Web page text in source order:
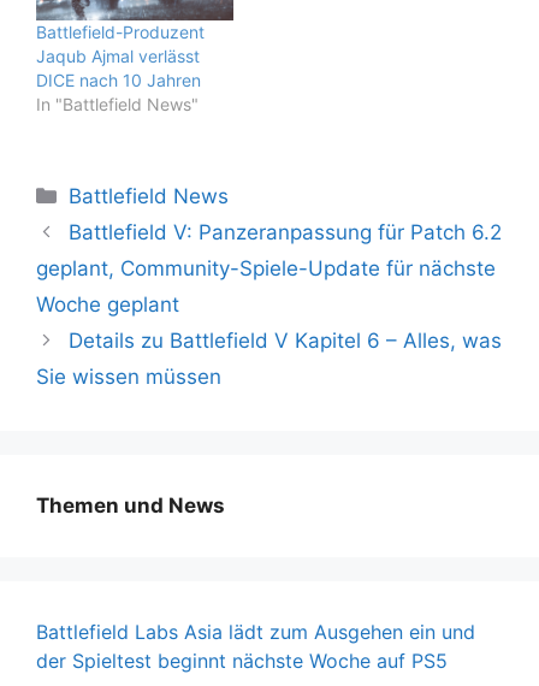
Battlefield-Produzent
Jaqub Ajmal verlässt
DICE nach 10 Jahren
In "Battlefield News"
Kategorien
Battlefield News
Battlefield V: Panzeranpassung für Patch 6.2
geplant, Community-Spiele-Update für nächste
Woche geplant
Details zu Battlefield V Kapitel 6 – Alles, was
Sie wissen müssen
Themen und News
Battlefield Labs Asia lädt zum Ausgehen ein und
der Spieltest beginnt nächste Woche auf PS5